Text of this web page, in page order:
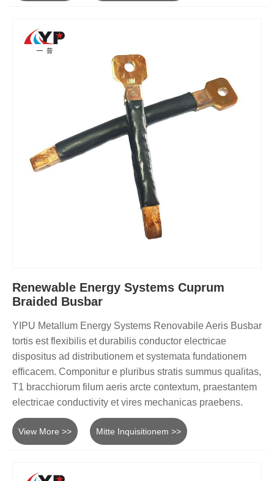
Renewable Energy Systems Cuprum
Braided Busbar
YIPU Metallum Energy Systems Renovabile Aeris Busbar
tortis est flexibilis et durabilis conductor electricae
dispositus ad distributionem et systemata fundationem
efficacem. Componitur e pluribus stratis summus qualitas,
T1 bracchiorum filum aeris arcte contextum, praestantem
electricae conductivity et vires mechanicas praebens.
View More >> Mitte Inquisitionem >>